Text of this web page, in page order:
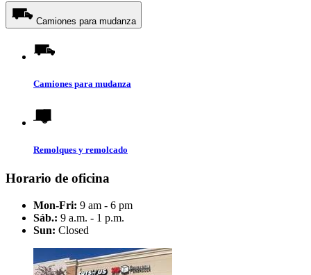
Camiones para mudanza
Camiones para mudanza
Remolques y remolcado
Horario de oficina
Mon-Fri: 9 am - 6 pm
Sáb.: 9 a.m. - 1 p.m.
Sun: Closed